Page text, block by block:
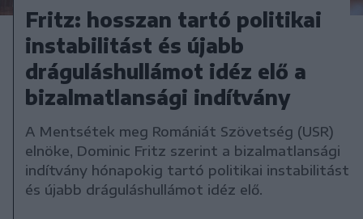
Fritz: hosszan tartó politikai
instabilitást és újabb
dráguláshullámot idéz elő a
bizalmatlansági indítvány
A Mentsétek meg Romániát Szövetség (USR)
elnöke, Dominic Fritz szerint a bizalmatlansági
indítvány hónapokig tartó politikai instabilitást
és újabb dráguláshullámot idéz elő.